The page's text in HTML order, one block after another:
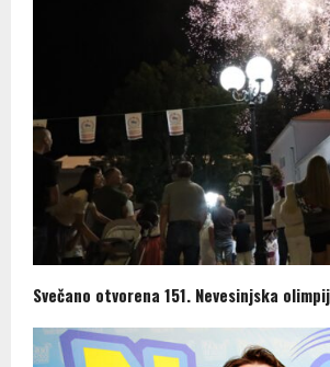
Svečano otvorena 151. Nevesinjska